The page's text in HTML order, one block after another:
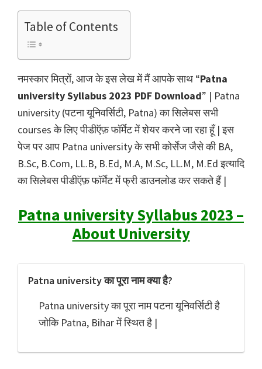
Table of Contents
नमस्कार मित्रों, आज के इस लेख में मैं आपके साथ “Patna
university Syllabus 2023 PDF Download” | Patna
university (पटना यूनिवर्सिटी, Patna) का सिलेबस सभी
courses के लिए पीडीऍफ़ फॉर्मेट में शेयर करने जा रहा हूँ | इस
पेज पर आप Patna university के सभी कोर्सेज जैसे की BA,
B.Sc, B.Com, LL.B, B.Ed, M.A, M.Sc, LL.M, M.Ed इत्यादि
का सिलेबस पीडीऍफ़ फॉर्मेट में फ्री डाउनलोड कर सकते हैं |
Patna university Syllabus 2023 –
About University
Patna university का पूरा नाम क्या है?
Patna university का पूरा नाम पटना यूनिवर्सिटी है
जोकि Patna, Bihar में स्थित है |